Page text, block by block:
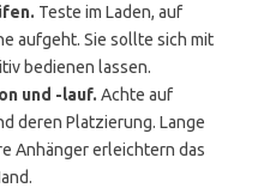
Teste im Laden, auf
aufgeht. Sie sollte sich mit
bedienen lassen.
und -lauf. Achte auf
deren Platzierung. Lange
Anhänger erleichtern das